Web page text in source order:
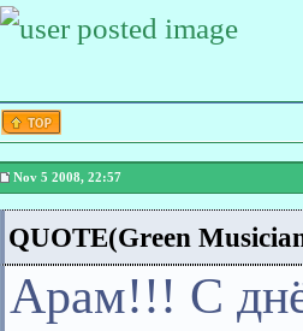
Nov 5 2008, 22:57
QUOTE(Green
Арам!!! С